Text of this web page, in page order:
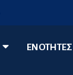
ΕΝΟΤΗΤΕΣ